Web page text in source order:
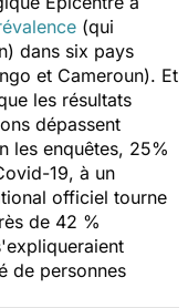
(qui
dans six pays
et Cameroun). Et
les résultats
dépassent
les enquêtes, 25%
19, à un
officiel tourne
de 42 %
de personnes